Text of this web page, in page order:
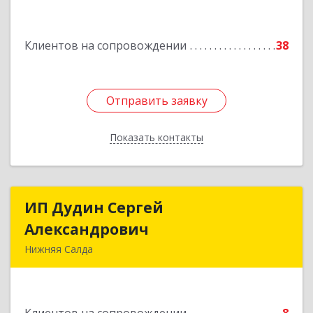
Клиентов на сопровождении 38
Отправить заявку
Показать контакты
Отправить заявку
Назад
ИП Дудин Сергей
Александрович
Нижняя Салда
ИП Дудин Сергей